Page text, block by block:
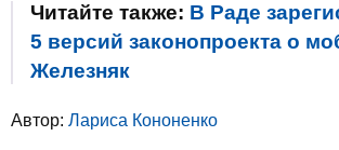
Читайте также: В Раде
5 версий законопроекта о
Железняк
Автор: Лариса Кононенко